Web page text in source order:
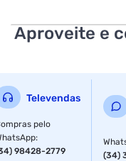
Aproveite e
Televendas
pelo
:
98428-2779
(34)